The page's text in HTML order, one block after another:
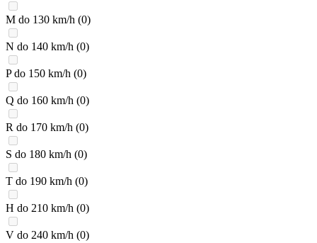
M do 130 km/h (0)
N do 140 km/h (0)
P do 150 km/h (0)
Q do 160 km/h (0)
R do 170 km/h (0)
S do 180 km/h (0)
T do 190 km/h (0)
H do 210 km/h (0)
V do 240 km/h (0)